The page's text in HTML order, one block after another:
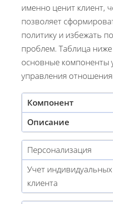
именно ценит клиент,
позволяет
политику и избежать
проблем. Таблица
основные компоненты
управления
Компонент
Описание
Персонализация
Учет
клиента